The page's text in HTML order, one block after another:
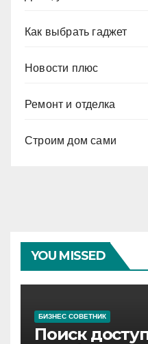
Как выбрать гаджет
Новости плюс
Ремонт и отделка
Строим дом сами
YOU MISSED
БИЗНЕС СОВЕТНИК
Поиск